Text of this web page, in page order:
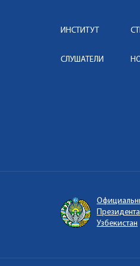
ИНСТИТУТ
СЛУШАТЕЛИ
Узбекистан